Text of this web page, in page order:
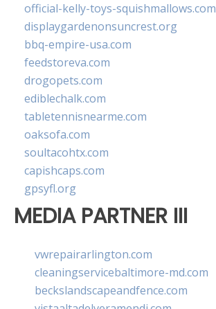
official-kelly-toys-squishmallows.com
displaygardenonsuncrest.org
bbq-empire-usa.com
feedstoreva.com
drogopets.com
ediblechalk.com
tabletennisnearme.com
oaksofa.com
soultacohtx.com
capishcaps.com
gpsyfl.org
MEDIA PARTNER III
vwrepairarlington.com
cleaningservicebaltimore-md.com
beckslandscapeandfence.com